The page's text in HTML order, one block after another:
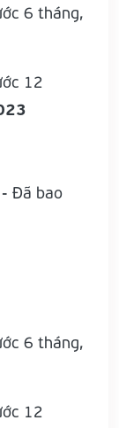
6 tháng,
12
- Đã bao
6 tháng,
12